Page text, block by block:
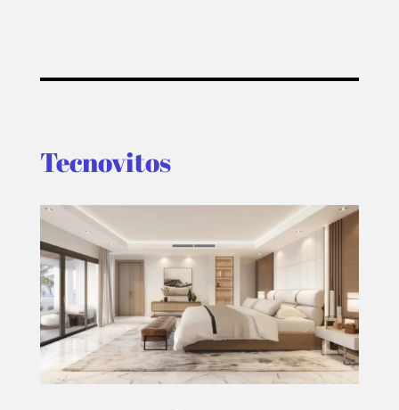
Tecnovitos